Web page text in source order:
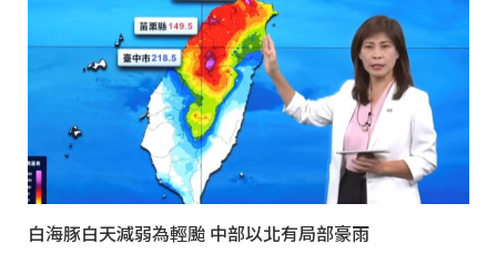
白海豚白天減弱為輕颱 中部以北有局部豪雨